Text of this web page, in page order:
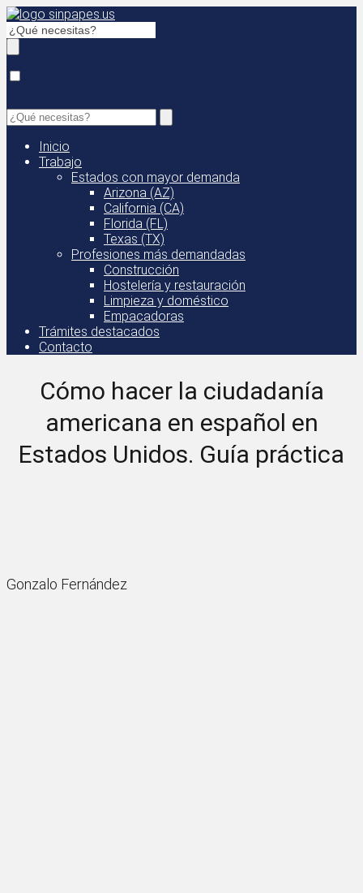
Inicio
Trabajo
Estados con mayor demanda
Arizona (AZ)
California (CA)
Florida (FL)
Texas (TX)
Profesiones más demandadas
Construcción
Hostelería y restauración
Limpieza y doméstico
Empacadoras
Trámites destacados
Contacto
Cómo hacer la ciudadanía
americana en español en
Estados Unidos. Guía práctica
Gonzalo Fernández